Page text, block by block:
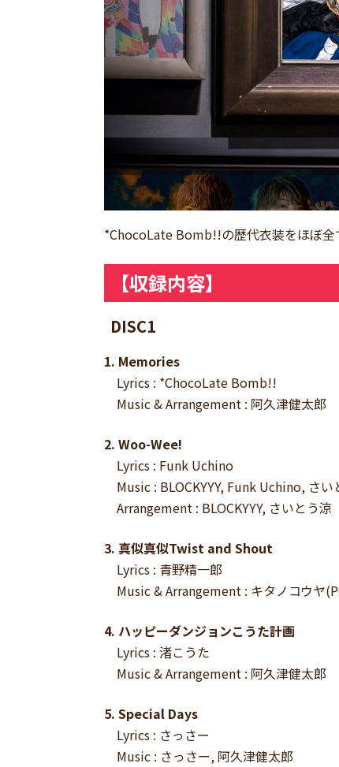
*ChocoLate Bomb!!の歴代衣装をほぼ全
【収録内容】
DISC1
1. Memories
Lyrics : *ChocoLate Bomb!!
Music & Arrangement : 阿久津健太郎
2. Woo-Wee!
Lyrics : Funk Uchino
Music : BLOCKYYY, Funk Uchino, さい
Arrangement : BLOCKYYY, さいとう涼
3. 真似真似Twist and Shout
Lyrics : 青野精一郎
Music & Arrangement : キタノコウヤ
4. ハッピーダンジョンこうた計画
Lyrics : 渚こうた
Music & Arrangement : 阿久津健太郎
5. Special Days
Lyrics : さっさー
Music : さっさー, 阿久津健太郎